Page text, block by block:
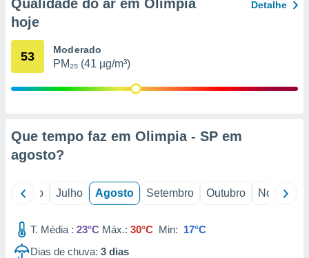
através
estudos
Qualidade do ar em Olimpia
hoje
Detalhe
53 Moderado
PM₂₅ (41 µg/m³)
Que tempo faz em Olimpia - SP em
agosto?
Junho Julho Agosto Setembro Outubro Novembro
T. Média : 23°C Máx.: 30°C Min: 17°C
Dias de chuva: 3 dias